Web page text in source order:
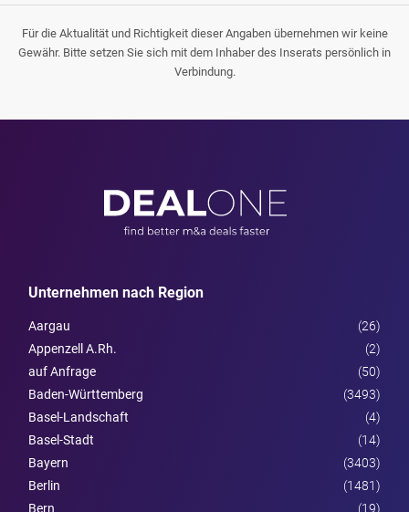
Für die Aktualität und Richtigkeit dieser Angaben übernehmen wir keine
Gewähr. Bitte setzen Sie sich mit dem Inhaber des Inserats persönlich in
Verbindung.
Unternehmen nach Region
Aargau
(26)
Appenzell A.Rh.
(2)
auf Anfrage
(50)
Baden-Württemberg
(3493)
Basel-Landschaft
(4)
Basel-Stadt
(14)
Bayern
(3403)
Berlin
(1481)
Bern
(19)